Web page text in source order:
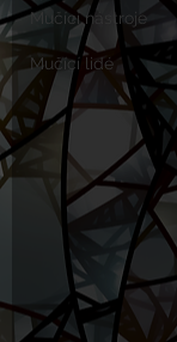
Mučící nástroje
Mučící lidé